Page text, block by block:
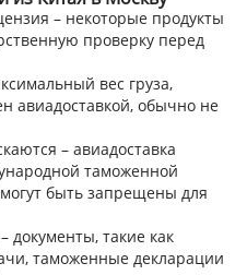
– некоторые продукты
проверку перед
вес груза,
авиадоставкой, обычно не
– авиадоставка
таможенной
быть запрещены для
документы, такие как
таможенные декларации